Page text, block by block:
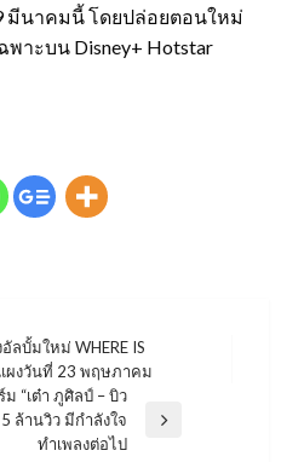
มีนาคมนี้ โดยปล่อยตอนใหม่
าะบน Disney+ Hotstar
ลบั้มใหม่ WHERE IS
ผงวันที่ 23 พฤษภาคม
“เต๋า ภูศิลป์ – บิว
ล้านวิว มีกำลังใจ
ทำเพลงต่อไป